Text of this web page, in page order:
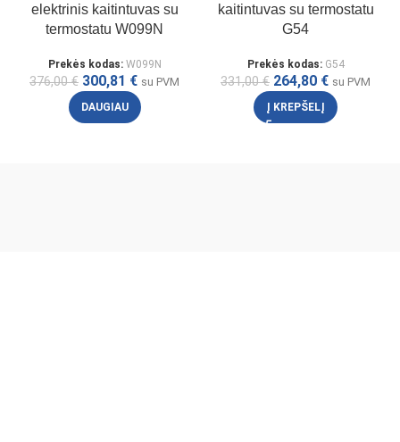
elektrinis kaitintuvas su
termostatu W099N
Prekės kodas: W099N
376,00€ 300,81 € su PVM
DAUGIAU
kaitintuvas su termostatu
G54
Prekės kodas: G54
331,00€ 264,80 € su PVM
Į KREPŠELĮ